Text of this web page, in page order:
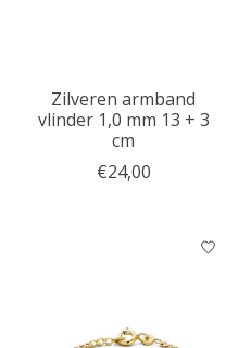
Zilveren armband
vlinder 1,0 mm 13 + 3
cm
€24,00